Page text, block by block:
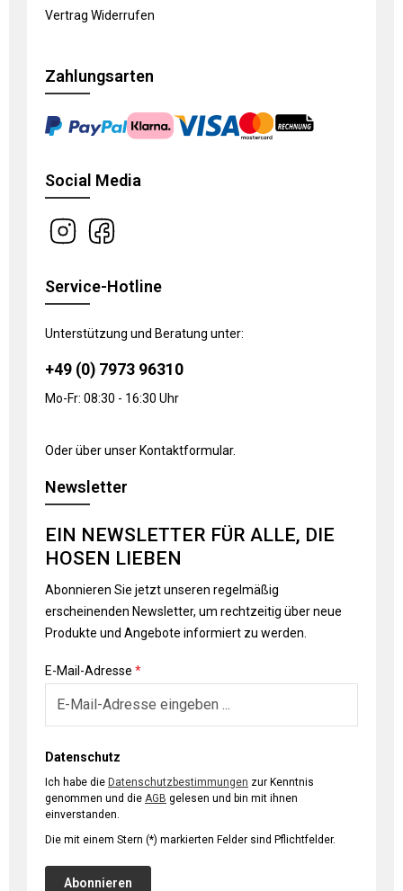
Vertrag Widerrufen
Zahlungsarten
Social Media
Service-Hotline
Unterstützung und Beratung unter:
+49 (0) 7973 96310
Mo-Fr: 08:30 - 16:30 Uhr
Oder über unser Kontaktformular.
Newsletter
EIN NEWSLETTER FÜR ALLE, DIE
HOSEN LIEBEN
Abonnieren Sie jetzt unseren regelmäßig
erscheinenden Newsletter, um rechtzeitig über neue
Produkte und Angebote informiert zu werden.
E-Mail-Adresse *
Datenschutz
Ich habe die Datenschutzbestimmungen
genommen und die AGB
einverstanden.
Die mit einem Stern (*) markierten Felder sind Pflichtfelder.
Abonnieren